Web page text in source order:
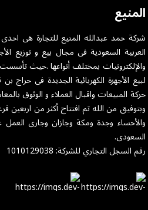
المنيع
شركة حمد عبدالله المنيع للتجارة هى
العربية السعودية فى مجال بيع و توزيع
لبيع الأجهزة الكهربائية الجديدة فى
حركة المبيعات واقبال العملاء و الوثوق
وبتوفيق من الله تم افتتاح أكثر من اربعين
والأحساء وجدة ومكة وجازان وجارى
السعودى.
رقم السجل التجاري للشركة: 1010129038